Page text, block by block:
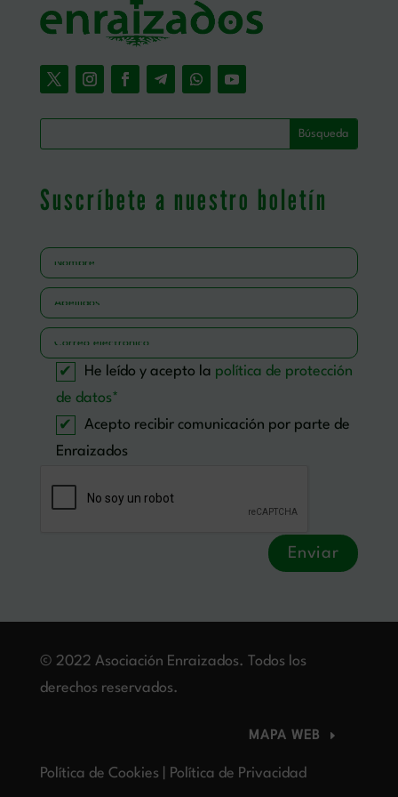
Suscríbete a nuestro boletín
He leído y acepto la política de protección
de datos*
Acepto recibir comunicación por parte de
Enraizados
Por favor, deja este campo vacío.
© 2022 Asociación Enraizados. Todos los
derechos reservados.
MAPA WEB
Política de Cookies Política de Privacidad